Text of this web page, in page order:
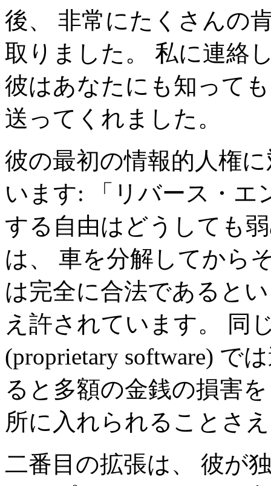
後、 非常にたくさんの
取りました。 私に連絡
彼はあなたにも知って
送ってくれました。
彼の最初の情報的人権
います: 「リバース・エ
する自由はどうしても
は、 車を分解してから
は完全に合法であると
え許されています。 同
(proprietary software) で
ると多額の金銭の損害
所に入れられることさ
二番目の拡張は、 彼が